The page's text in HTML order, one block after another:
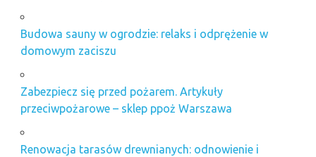
Budowa sauny w ogrodzie: relaks i odprężenie w
domowym zaciszu
Zabezpiecz się przed pożarem. Artykuły
przeciwpożarowe – sklep ppoż Warszawa
Renowacja tarasów drewnianych: odnowienie i